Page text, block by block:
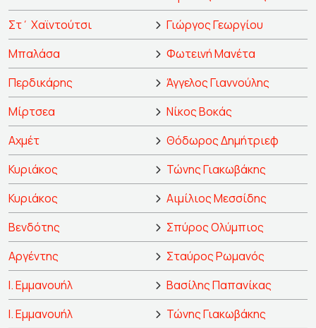
Στ΄ Χαϊντούτσι
Γιώργος Γεωργίου
Μπαλάσα
Φωτεινή Μανέτα
Περδικάρης
Άγγελος Γιαννούλης
Μίρτσεα
Νίκος Βοκάς
Αχμέτ
Θόδωρος Δημήτριεφ
Κυριάκος
Τώνης Γιακωβάκης
Κυριάκος
Αιμίλιος Μεσσίδης
Βενδότης
Σπύρος Ολύμπιος
Αργέντης
Σταύρος Ρωμανός
Ι. Εμμανουήλ
Βασίλης Παπανίκας
Ι. Εμμανουήλ
Τώνης Γιακωβάκης